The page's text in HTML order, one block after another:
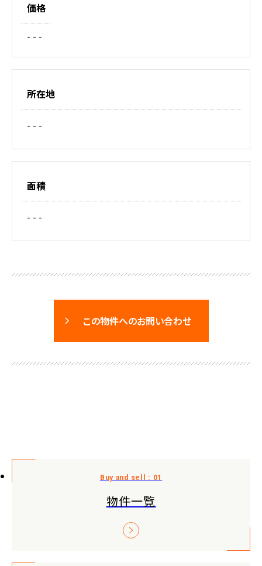
価格
- - -
所在地
- - -
面積
- - -
この物件へのお問い合わせ
物件一覧